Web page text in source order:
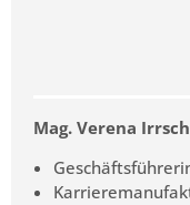
Mag. Verena